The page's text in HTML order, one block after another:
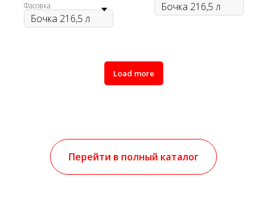
Фасовка
Load more
Перейти в полный каталог